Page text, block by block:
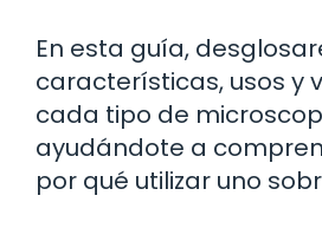
En esta guía,
características, usos y
cada tipo de
ayudándote a
por qué utilizar uno